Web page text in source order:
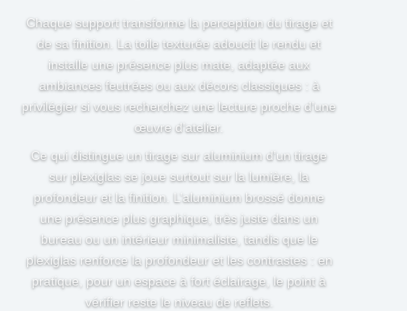
Chaque support transforme la perception du tirage et
de sa finition. La toile texturée adoucit le rendu et
installe une présence plus mate, adaptée aux
ambiances feutrées ou aux décors classiques : à
privilégier si vous recherchez une lecture proche d’une
œuvre d’atelier.
Ce qui distingue un tirage sur aluminium d’un tirage
sur plexiglas se joue surtout sur la lumière, la
profondeur et la finition. L’aluminium brossé donne
une présence plus graphique, très juste dans un
bureau ou un intérieur minimaliste, tandis que le
plexiglas renforce la profondeur et les contrastes : en
pratique, pour un espace à fort éclairage, le point à
vérifier reste le niveau de reflets.